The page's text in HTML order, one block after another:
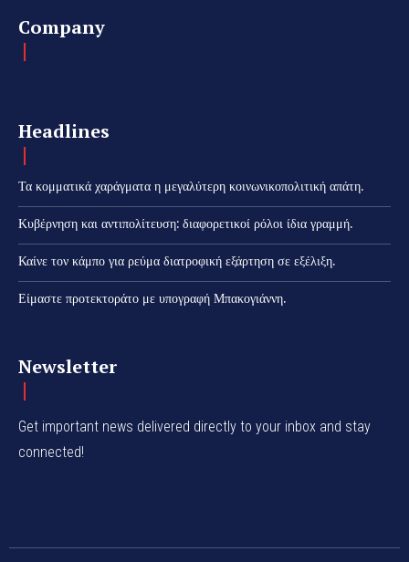
Company
Headlines
Τα κομματικά χαράγματα η μεγαλύτερη κοινωνικοπολιτική απάτη.
Κυβέρνηση και αντιπολίτευση: διαφορετικοί ρόλοι ίδια γραμμή.
Καίνε τον κάμπο για ρεύμα διατροφική εξάρτηση σε εξέλιξη.
Είμαστε προτεκτοράτο με υπογραφή Μπακογιάννη.
Newsletter
Get important news delivered directly to your inbox and stay
connected!